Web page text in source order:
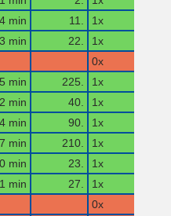
min 11.
1x
3 min 22.
1x
0x
min 225.
1x
min 40.
1x
min 90.
1x
min 210.
1x
min 23.
1x
min 27.
1x
0x